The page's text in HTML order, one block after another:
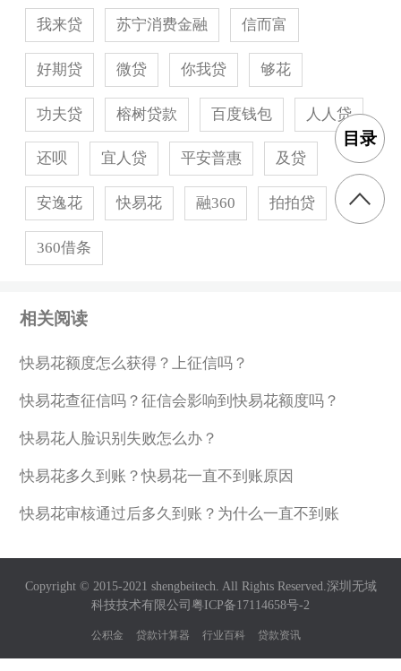
是否有电话回访：是，有电话回访
申请条件：征信良好，有实名制手机号正常使用
3个月以上
所需资料：身份认证、个人基础信息、人脸识
别、运营商认证、银行卡信息等
操作步骤：
2、在快易花首页，点击立即申请。
关资料信息，提交审核。
即可。
我来贷 苏宁消费金融 信而富
好期贷 微贷 你我贷 够花
功夫贷 榕树贷款 百度钱包 人人贷
还呗 宜人贷 平安普惠 及贷
安逸花 快易花 融360 拍拍贷
360借条
相关阅读
快易花额度怎么获得？上征信吗？
快易花查征信吗？征信会影响到快易花额度吗？
快易花人脸识别失败怎么办？
快易花多久到账？快易花一直不到账原因
快易花审核通过后多久到账？为什么一直不到账
目录
Copyright © 2015-2021 shengbeitech. All Rights Reserved.深圳无域
科技技术有限公司 粤ICP备17114658号-2
公积金 贷款计算器 行业百科 贷款资讯